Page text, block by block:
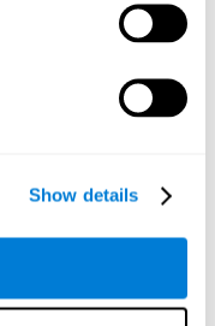
Show details
يكون كوجنيفيت أداة سهلة
التدريب هو تلقائيّ. إنّ
الحوسبة أو علم الأعصاب.
جذّاب جدّاً
اختار كوجنيفيت تصميما
شكل تفاعلي وبصري
إنّ تعليمات كلّ نشاط
واضحة دقيقة. إنّه يسهّل